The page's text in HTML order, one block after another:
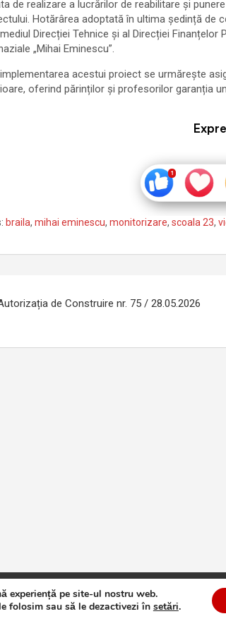
de realizare a lucrărilor de reabilitare și
. Hotărârea adoptată în ultima ședință de
Direcției Tehnice și al Direcției
„Mihai Eminescu”.
acestui proiect se urmărește
oferind părinților și profesorilor garanția
braila, mihai eminescu, monitorizare, scoala 23,
de Construire nr. 75 / 28.05.2026
by:Theme Horse Proudly Powered by:
experiență pe site-ul nostru web.
folosim sau să le dezactivezi în setări.